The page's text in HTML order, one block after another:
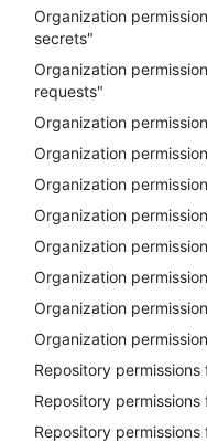
Organization
secrets"
Organization
requests"
Organization
Organization
Organization
Organization
Organization
Organization
Organization
Organization
Repository permissions
Repository
Repository